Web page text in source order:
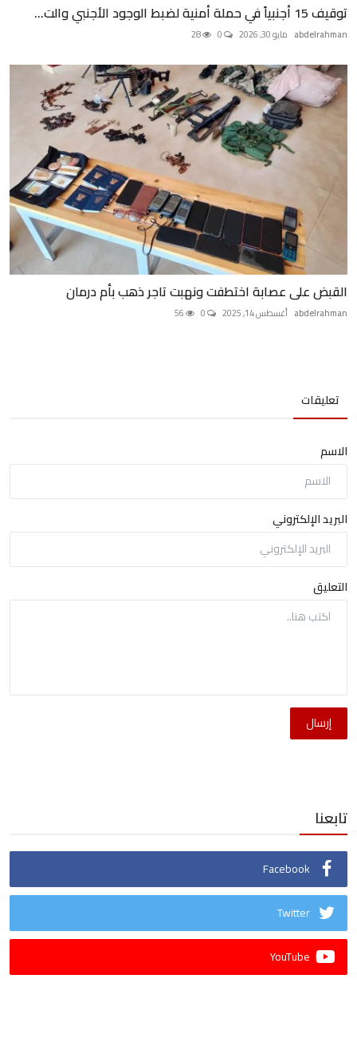
توقيف 15 أجنبياً في حملة أمنية لضبط الوجود الأجنبي والت...
abdelrahman مايو 30, 2026
القبض على عصابة اختطفت ونهبت تاجر ذهب بأم درمان
abdelrahman أغسطس 14, 2025
تعليقات
الاسم
البريد الإلكتروني
التعليق
إرسال
تابعنا
Facebook
Twitter
YouTube